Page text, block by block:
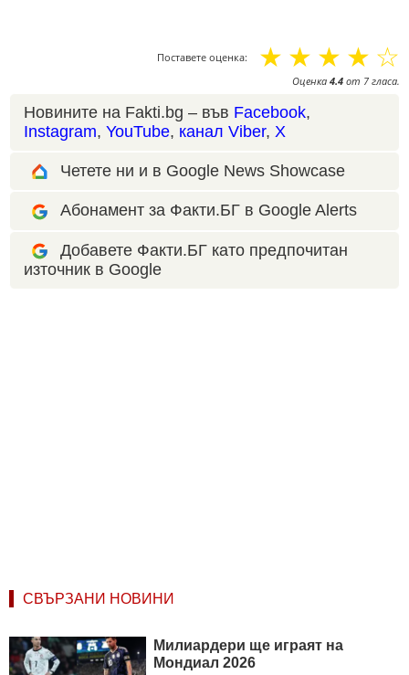
Поставете оценка: ☆
☆
☆
☆
☆
Оценка 4.4 от 7 гласа.
Новините на Fakti.bg – във Facebook,
Instagram, YouTube, канал Viber, X
Четете ни и в Google News Showcase
Абонамент за Факти.БГ в Google Alerts
Добавете Факти.БГ като предпочитан
източник в Google
СВЪРЗАНИ НОВИНИ
Милиардери ще играят на
Мондиал 2026